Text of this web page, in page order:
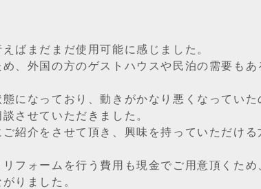
ばまだまだ使用可能に感じました。
、外国の方のゲストハウスや民泊の需要もあ
になっており、動きがかなり悪くなっていた
させていただきました。
紹介をさせて頂き、興味を持っていただける
フォームを行う費用も現金でご用意頂くため
りました。